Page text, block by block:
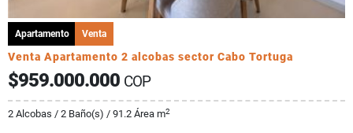
Apartamento Venta
Venta Apartamento 2 alcobas sector Cabo Tortuga
$959.000.000 COP
2 Alcobas / 2 Baño(s) / 91.2 Área m2